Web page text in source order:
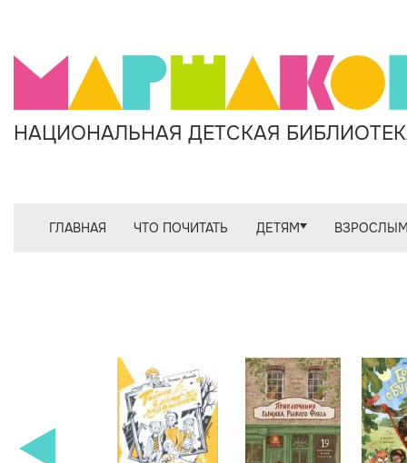
НАЦИОНАЛЬНАЯ ДЕТСКАЯ
ГЛАВНАЯ ЧТО ПОЧИТАТЬ ДЕТЯМ